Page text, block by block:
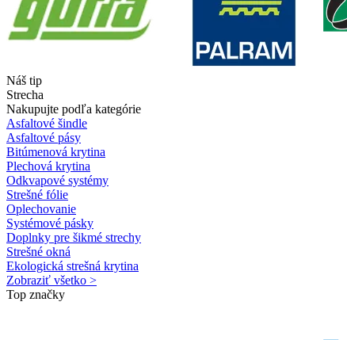
Náš tip
Strecha
Nakupujte podľa kategórie
Asfaltové šindle
Asfaltové pásy
Bitúmenová krytina
Plechová krytina
Odkvapové systémy
Strešné fólie
Oplechovanie
Systémové pásky
Doplnky pre šikmé strechy
Strešné okná
Ekologická strešná krytina
Zobraziť všetko >
Top značky